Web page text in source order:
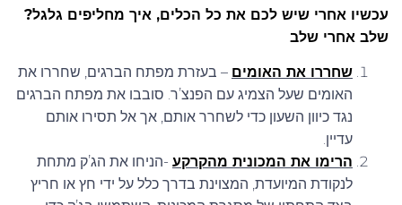
121/119
121/120
75
77
79
עכשיו אחרי שיש לכם את כל הכלים, איך מחליפים גלגל?
שלב אחרי שלב
שחררו את האומים – בעזרת מפתח הברגים, שחררו את
האומים שעל הצמיג עם הפנצ’ר. סובבו את מפתח הברגים
נגד כיוון השעון כדי לשחרר אותם, אך אל תסירו אותם
עדיין.
הרימו את המכונית מהקרקע -הניחו את הג’ק מתחת
לנקודת המיועדת, המצוינת בדרך כלל על ידי חץ או חריץ